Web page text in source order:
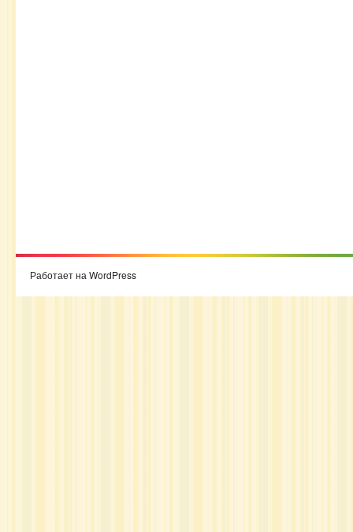
Работает на WordPress